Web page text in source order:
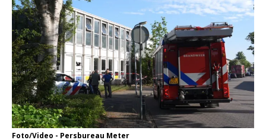
Foto/Video - Persbureau Meter